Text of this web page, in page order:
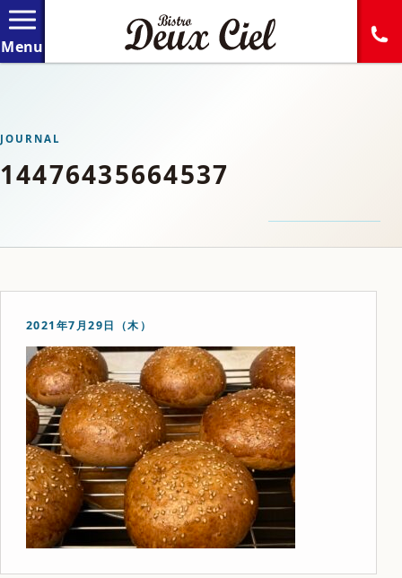
JOURNAL
14476435664537
2021年7月29日（木）